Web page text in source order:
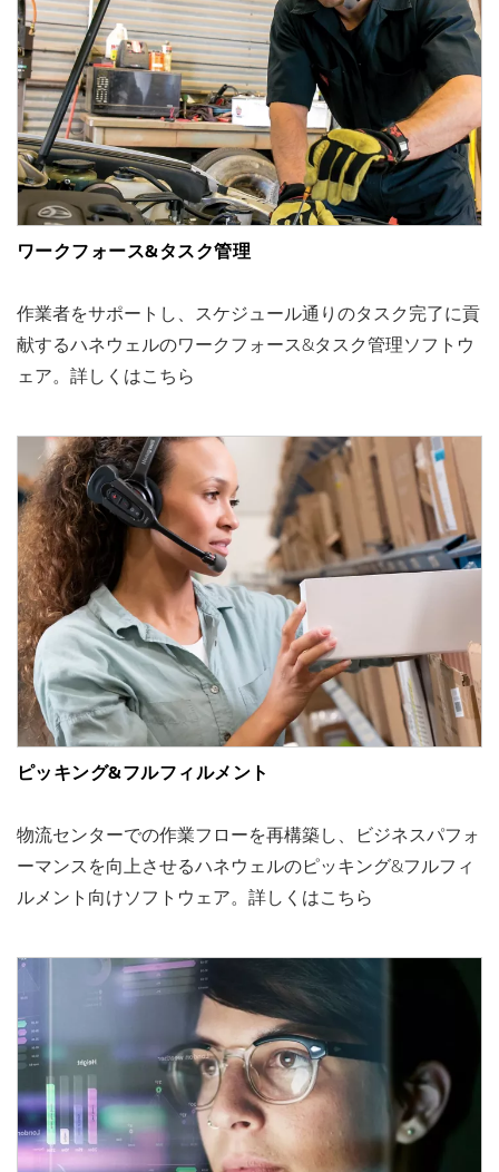
ワークフォース&タスク管理
作業者をサポートし、スケジュール通りのタスク完了に貢
献するハネウェルのワークフォース&タスク管理ソフトウ
ェア。詳しくはこちら
ピッキング&フルフィルメント
物流センターでの作業フローを再構築し、ビジネスパフォ
ーマンスを向上させるハネウェルのピッキング&フルフィ
ルメント向けソフトウェア。詳しくはこちら